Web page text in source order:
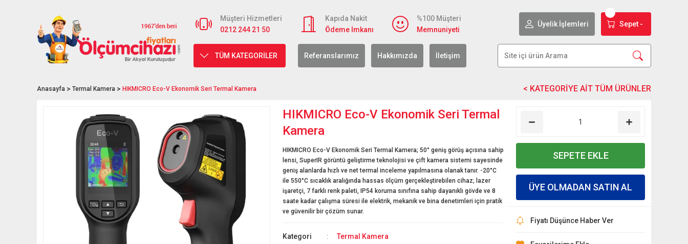
Müşteri Hizmetleri
0212 244 21 50
Kapıda Nakit
Ödeme İmkanı
%100 Müşteri
Memnuniyeti
Üyelik İşlemleri Sepet -
TÜM KATEGORİLER Referanslarımız Hakkımızda İletişim
Anasayfa Termal Kamera HIKMICRO Eco-V Ekonomik Seri Termal Kamera
HIKMICRO Eco-V Ekonomik Seri Termal
Kamera
HIKMICRO Eco-V Ekonomik Seri Termal Kamera; 50° geniş görüş açısına sahip
lensi, SuperIR görüntü geliştirme teknolojisi ve çift kamera sistemi sayesinde
geniş alanlarda hızlı ve net termal inceleme yapılmasına olanak tanır. -20°C
ile 550°C sıcaklık aralığında hassas ölçüm gerçekleştirebilen cihaz; lazer
işaretçi, 7 farklı renk paleti, IP54 koruma sınıfına sahip dayanıklı gövde ve 8
saate kadar çalışma süresi ile elektrik, mekanik ve bina denetimleri için pratik
ve güvenilir bir çözüm sunar.
Kategori
Termal Kamera
SEPETE EKLE
ÜYE OLMADAN SATIN AL
Fiyatı Düşünce Haber Ver